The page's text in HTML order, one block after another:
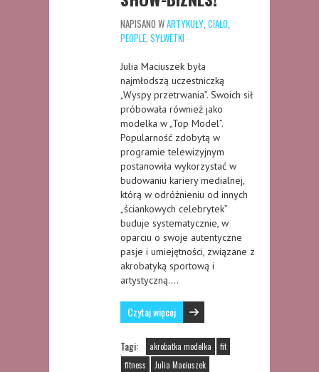
NAPISANO WARTYKUŁY CIAŁO
PEOPLE SYLWETKI
Julia Maciuszek była
najmłodszą uczestniczką
„Wyspy przetrwania”. Swoich sił
próbowała również jako
modelka w „Top Model”.
Popularność zdobytą w
programie telewizyjnym
postanowiła wykorzystać w
budowaniu kariery medialnej,
którą w odróżnieniu od innych
„ściankowych celebrytek”
buduje systematycznie, w
oparciu o swoje autentyczne
pasje i umiejętności, związane z
akrobatyką sportową i
artystyczną….
Czytaj więcej
Tagi: akrobatka modelka
fit
fitness
Julia Maciuszek